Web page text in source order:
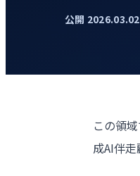
公開
この領
成AI伴走